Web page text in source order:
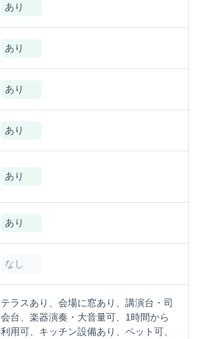
あり
あり
あり
あり
あり
あり
なし
テラスあり、会場に窓あり、講演台・司
会台、楽器演奏・大音量可、1時間から
利用可、キッチン設備あり、ペット可、